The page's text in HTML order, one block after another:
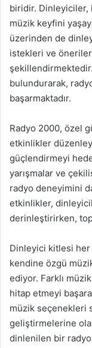
biridir. Dinleyiciler,
müzik keyfini
üzerinden de
istekleri ve önerileri
bulundurarak,
başarmaktadır.
Radyo 2000, özel
etkinlikler
güçlendirmeyi
yarışmalar ve
radyo deneyimini
etkinlikler,
derinleştirirken,
Dinleyici kitlesi
kendine özgü
ediyor. Farklı
hitap etmeyi
müzik seçenekleri
geliştirmelerine
dinlenilen bir radyo